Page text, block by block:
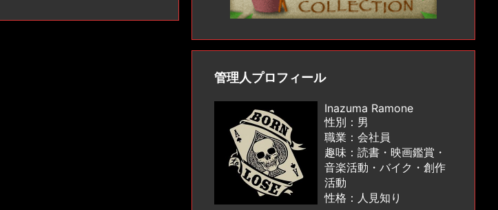
管理人プロフィール
Inazuma Ramone
性別：男
職業：会社員
趣味：読書・映画鑑賞・
音楽活動・バイク・創作
活動
性格：人見知り